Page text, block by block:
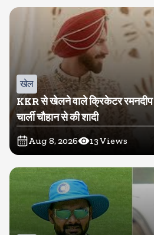
खेल
KKR से खेलने वाले क्रिकेटर
चार्ली चौहान से की शादी
Aug 8, 2026 13Views